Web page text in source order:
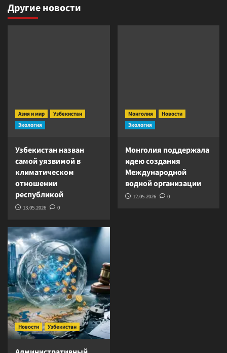
Другие новости
Азия и мир
Узбекистан
Экология
Узбекистан назван
самой уязвимой в
климатическом
отношении
республикой
13.05.2026 0
Монголия
Новости
Экология
Монголия поддержала
идею создания
Международной
водной организации
12.05.2026 0
Новости Узбекистан